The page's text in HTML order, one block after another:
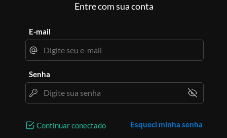
Entre com sua conta
E-mail
Senha
Continuar conectado Esqueci minha senha